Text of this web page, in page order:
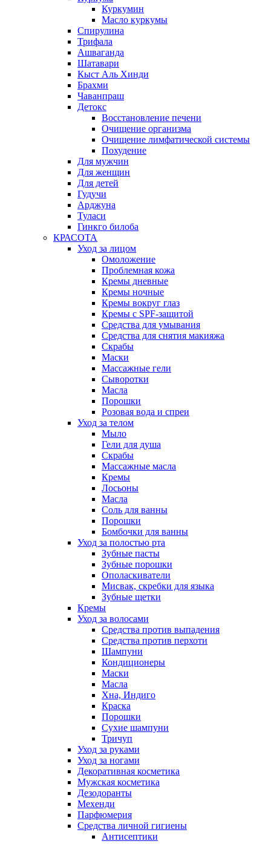
Куркумин
Масло куркумы
Спирулина
Трифала
Ашваганда
Шатавари
Кыст Аль Хинди
Брахми
Чаванпраш
Детокс
Восстановление печени
Очищение организма
Очищение лимфатической системы
Похудение
Для мужчин
Для женщин
Для детей
Гудучи
Арджуна
Туласи
Гинкго билоба
КРАСОТА
Уход за лицом
Омоложение
Проблемная кожа
Кремы дневные
Кремы ночные
Кремы вокруг глаз
Кремы с SPF-защитой
Средства для умывания
Средства для снятия макияжа
Скрабы
Маски
Массажные гели
Сыворотки
Масла
Порошки
Розовая вода и спреи
Уход за телом
Мыло
Гели для душа
Скрабы
Массажные масла
Кремы
Лосьоны
Масла
Соль для ванны
Порошки
Бомбочки для ванны
Уход за полостью рта
Зубные пасты
Зубные порошки
Ополаскиватели
Мисвак, скребки для языка
Зубные щетки
Кремы
Уход за волосами
Средства против выпадения
Средства против перхоти
Шампуни
Кондиционеры
Маски
Масла
Хна, Индиго
Краска
Порошки
Сухие шампуни
Тричуп
Уход за руками
Уход за ногами
Декоративная косметика
Мужская косметика
Дезодоранты
Мехенди
Парфюмерия
Средства личной гигиены
Антисептики